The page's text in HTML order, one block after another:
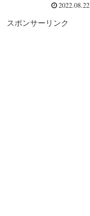
2022.08.22
スポンサーリンク